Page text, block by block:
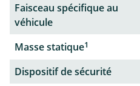
Faisceau spécifique au
véhicule
Masse statique1
Dispositif de sécurité